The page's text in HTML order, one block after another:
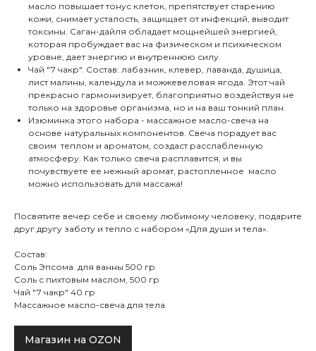
масло повышает тонус клеток, препятствует старению
кожи, снимает усталость, защищает от инфекций, выводит
токсины. Саган-дайля обладает мощнейшей энергией,
которая пробуждает вас на физическом и психическом
уровне, дает энергию и внутреннюю силу.
Чай "7 чакр". Состав: лабазник, клевер, лаванда, душица,
лист малины, календула и можжевеловая ягода. Этот чай
прекрасно гармонизирует, благоприятно воздействуя не
только на здоровье организма, но и на ваш тонкий план.
Изюминка этого набора - массажное масло-свеча на
основе натуральных компонентов. Свеча порадует вас
своим теплом и ароматом, создаст расслабленную
атмосферу. Как только свеча расплавится, и вы
почувствуете ее нежный аромат, растопленное масло
можно использовать для массажа!
Посвятите вечер себе и своему любимому человеку, подарите
друг другу заботу и тепло с набором «Для души и тела».
Состав:
Соль Эпсома для ванны 500 гр
Соль с пихтовым маслом, 500 гр
Чай "7 чакр" 40 гр
Массажное масло-свеча для тела
Магазин на OZON